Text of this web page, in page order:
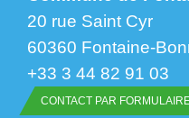
20 rue Saint Cyr
60360 Fontaine-
+33 3 44 82 91 03
CONTACT PAR